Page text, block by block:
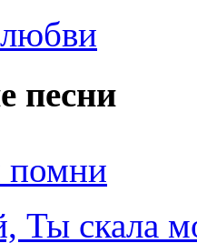
песни
Ты скала